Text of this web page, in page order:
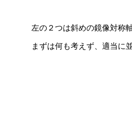
左の２つは斜めの鏡像対称
まずは何も考えず、適当に